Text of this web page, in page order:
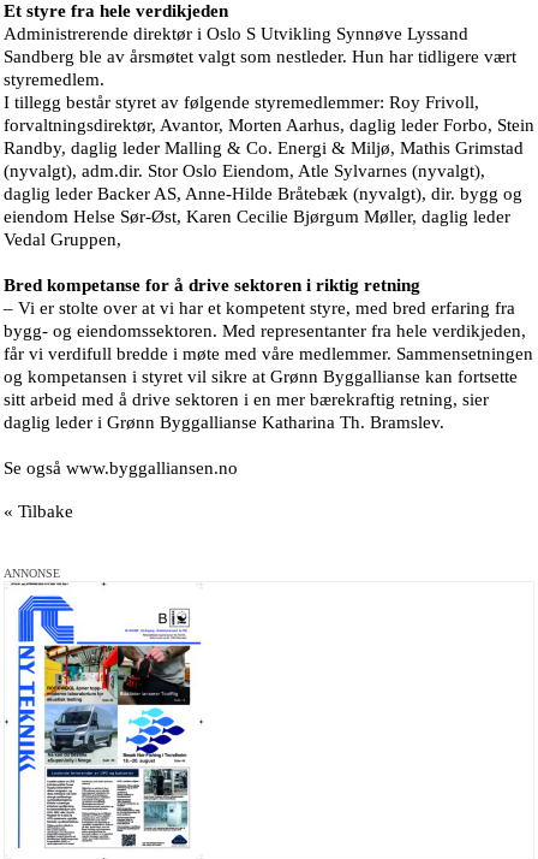
Et styre fra hele verdikjeden
Administrerende direktør i Oslo S Utvikling Synnøve Lyssand
Sandberg ble av årsmøtet valgt som nestleder. Hun har tidligere vært
styremedlem.
I tillegg består styret av følgende styremedlemmer: Roy Frivoll,
forvaltningsdirektør, Avantor, Morten Aarhus, daglig leder Forbo, Stein
Randby, daglig leder Malling & Co. Energi & Miljø, Mathis Grimstad
(nyvalgt), adm.dir. Stor Oslo Eiendom, Atle Sylvarnes (nyvalgt),
daglig leder Backer AS, Anne-Hilde Bråtebæk (nyvalgt), dir. bygg og
eiendom Helse Sør-Øst, Karen Cecilie Bjørgum Møller, daglig leder
Vedal Gruppen,
Bred kompetanse for å drive sektoren i riktig retning
– Vi er stolte over at vi har et kompetent styre, med bred erfaring fra
bygg- og eiendomssektoren. Med representanter fra hele verdikjeden,
får vi verdifull bredde i møte med våre medlemmer. Sammensetningen
og kompetansen i styret vil sikre at Grønn Byggallianse kan fortsette
sitt arbeid med å drive sektoren i en mer bærekraftig retning, sier
daglig leder i Grønn Byggallianse Katharina Th. Bramslev.
Se også www.byggalliansen.no
« Tilbake
ANNONSE